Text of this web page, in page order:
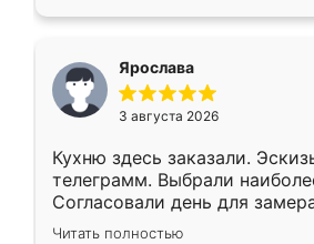
Ярослава
3 августа 2026
Кухню здесь заказали.
телеграмм. Выбрали
Согласовали день для
недели кухня была уже
Читать полностью